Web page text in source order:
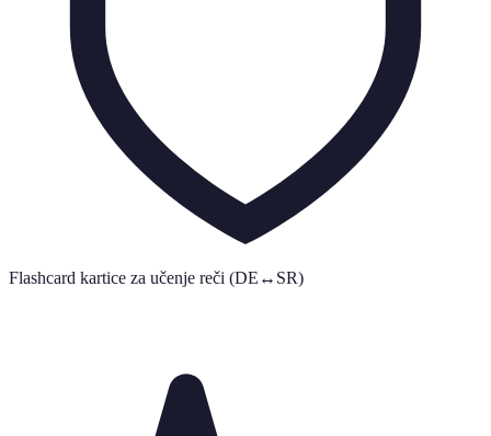
Flashcard kartice za učenje reči (DE↔SR)